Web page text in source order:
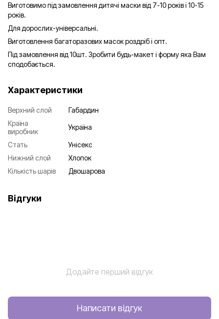
Виготовимо під замовлення дитячі маски від 7-10 років і 10-15
років.
Для дорослих-універсальні.
Виготовлення багаторазових масок роздріб і опт.
Під замовлення від 10шт. Зробити будь-макет і форму яка Вам
сподобається.
Характеристики
Верхний слой
Габардин
Країна
виробник
Україна
Стать
Унісекс
Нижний слой
Хлопок
Кількість шарів
Двошарова
Відгуки
Додайте перший відгук
Написати відгук